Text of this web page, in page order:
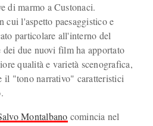
di marmo a Custonaci.
l'aspetto paesaggistico e
particolare all'interno del
due nuovi film ha apportato
qualità e varietà scenografica,
il "tono narrativo" caratteristici
Montalbano comincia nel